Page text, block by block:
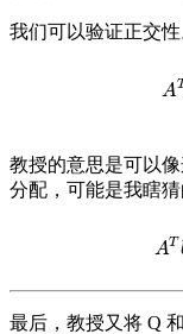
我们可以验证正交性
AA
教授的意思是可以
分配，可能是我瞎猜
ATA
最后，教授又将 Q